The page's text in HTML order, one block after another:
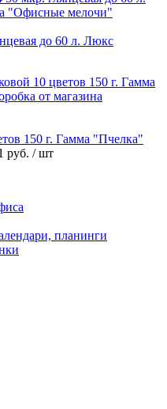
до 60 л. Люкс
150 г. Гамма "Пчелка"
руб. / шт
планинги